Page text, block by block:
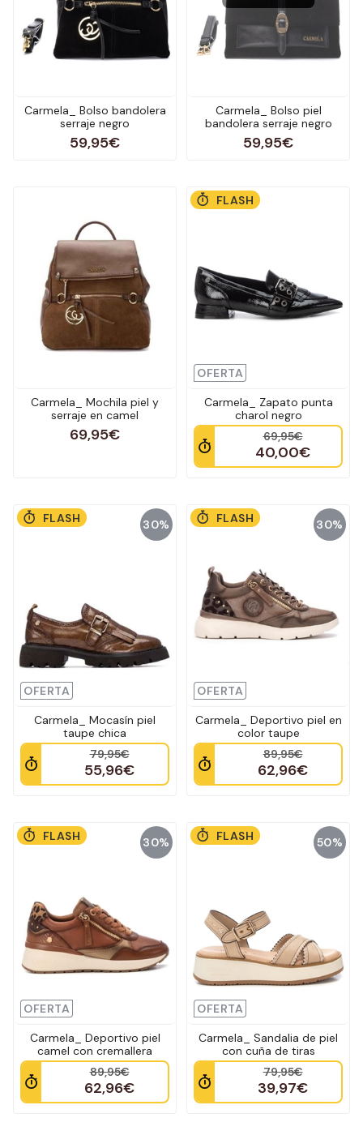
Carmela_ Bolso bandolera
serraje negro
59,95€
Carmela_ Bolso piel
bandolera serraje negro
59,95€
Carmela_ Mochila piel y
serraje en camel
69,95€
OFERTA
FLASH
Carmela_ Zapato punta
charol negro
69,95€
40,00€
30%
OFERTA
FLASH
Carmela_ Mocasín piel
taupe chica
79,95€
55,96€
30%
OFERTA
FLASH
Carmela_ Deportivo piel en
color taupe
89,95€
62,96€
30%
OFERTA
FLASH
Carmela_ Deportivo piel
camel con cremallera
89,95€
62,96€
50%
OFERTA
FLASH
Carmela_ Sandalia de piel
con cuña de tiras
79,95€
39,97€